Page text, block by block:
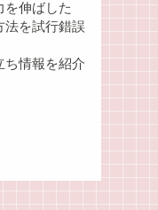
を伸ばした
法を試行錯誤
ち情報を紹介